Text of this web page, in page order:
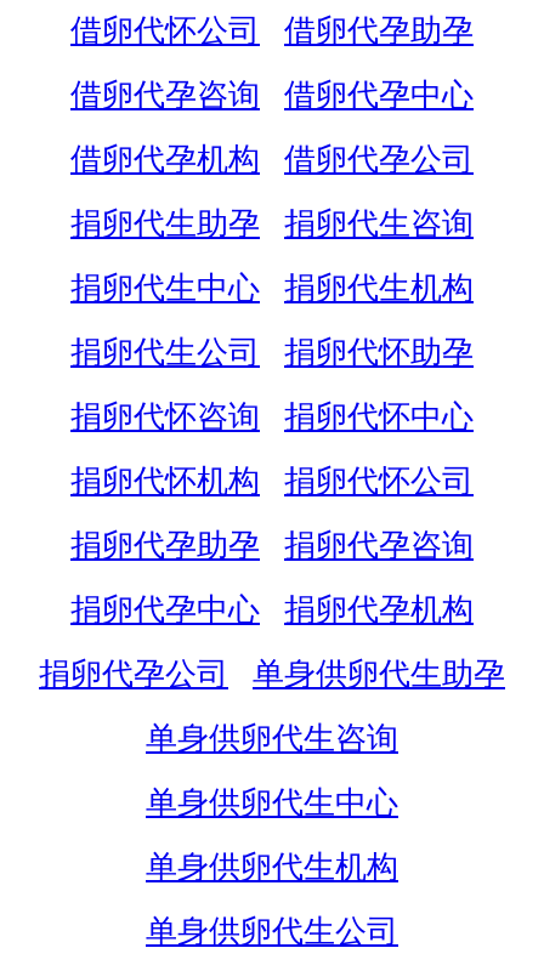
借卵代怀公司
借卵代孕助孕
借卵代孕咨询
借卵代孕中心
借卵代孕机构
借卵代孕公司
捐卵代生助孕
捐卵代生咨询
捐卵代生中心
捐卵代生机构
捐卵代生公司
捐卵代怀助孕
捐卵代怀咨询
捐卵代怀中心
捐卵代怀机构
捐卵代怀公司
捐卵代孕助孕
捐卵代孕咨询
捐卵代孕中心
捐卵代孕机构
捐卵代孕公司
单身供卵代生助孕
单身供卵代生咨询
单身供卵代生中心
单身供卵代生机构
单身供卵代生公司